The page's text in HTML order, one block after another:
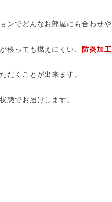
ンでどんなお部屋にも合わせ
移っても燃えにくい、 防炎加工
だくことが出来ます。
態でお届けします。